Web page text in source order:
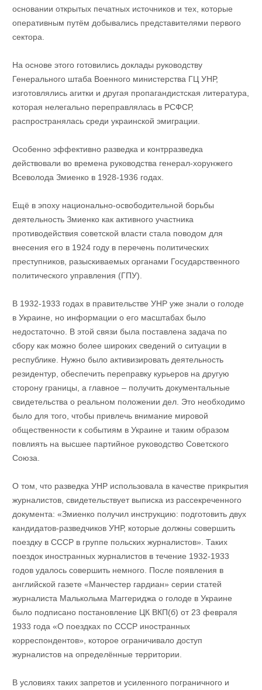
основании открытых печатных источников и тех, которые
оперативным путём добывались представителями первого
сектора.
На основе этого готовились доклады руководству
Генерального штаба Военного министерства ГЦ УНР,
изготовлялись агитки и другая пропагандистская литература,
которая нелегально переправлялась в РСФСР,
распространялась среди украинской эмиграции.
Особенно эффективно разведка и контрразведка
действовали во времена руководства генерал-хорунжего
Всеволода Змиенко в 1928-1936 годах.
Ещё в эпоху национально-освободительной борьбы
деятельность Змиенко как активного участника
противодействия советской власти стала поводом для
внесения его в 1924 году в перечень политических
преступников, разыскиваемых органами Государственного
политического управления (ГПУ).
В 1932-1933 годах в правительстве УНР уже знали о голоде
в Украине, но информации о его масштабах было
недостаточно. В этой связи была поставлена ​​задача по
сбору как можно более широких сведений о ситуации в
республике. Нужно было активизировать деятельность
резидентур, обеспечить переправку курьеров на другую
сторону границы, а главное – получить документальные
свидетельства о реальном положении дел. Это необходимо
было для того, чтобы привлечь внимание мировой
общественности к событиям в Украине и таким образом
повлиять на высшее партийное руководство Советского
Союза.
О том, что разведка УНР использовала в качестве прикрытия
журналистов, свидетельствует выписка из рассекреченного
документа: «Змиенко получил инструкцию: подготовить двух
кандидатов-разведчиков УНР, которые должны совершить
поездку в СССР в группе польских журналистов». Таких
поездок иностранных журналистов в течение 1932-1933
годов удалось совершить немного. После появления в
английской газете «Манчестер гардиан» серии статей
журналиста Малькольма Маггериджа о голоде в Украине
было подписано постановление ЦК ВКП(б) от 23 февраля
1933 года «О поездках по СССР иностранных
корреспондентов», которое ограничивало доступ
журналистов на определённые территории.
В условиях таких запретов и усиленного пограничного и